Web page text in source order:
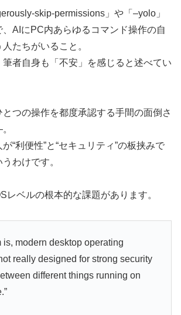
skip-permissions」や「–yolo」
、AIにPC内あらゆるコマンド操作の自
たちがいること。
者自身も「不安」を感じると述べてい
つの操作を都度承認する手間の面倒さ
“利便性”と“セキュリティ”の板挟みで
わけです。
レベルの根本的な課題があります。
is, modern desktop operating
really designed for strong security
different things running on